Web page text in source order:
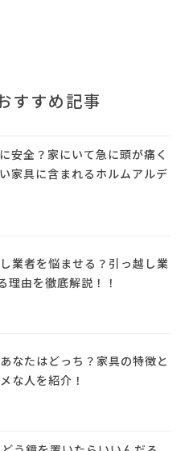
すすめ記事
安全？家にいて急に頭が痛く
家具に含まれるホルムアルデ
業者を悩ませる？引っ越し業
理由を徹底解説！！
なたはどっち？家具の特徴と
な人を紹介！